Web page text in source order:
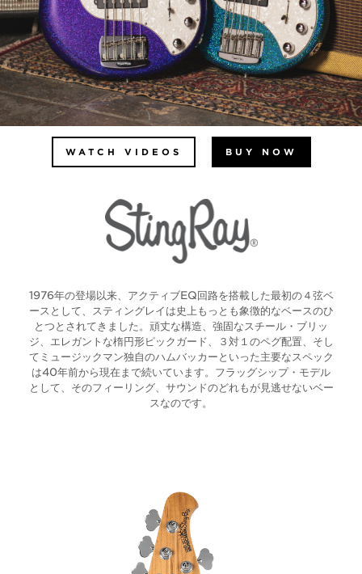
WATCH VIDEOS BUY NOW
1976年の登場以来、アクティブEQ回路を搭載した最初の４弦ベ
ースとして、スティングレイは史上もっとも象徴的なベースのひ
とつとされてきました。頑丈な構造、強固なスチール・ブリッ
ジ、エレガントな楕円形ピックガード、３対１のペグ配置、そし
てミュージックマン独自のハムバッカーといった主要なスペック
は40年前から現在まで続いています。フラッグシップ・モデル
として、そのフィーリング、サウンドのどれもが見逃せないベー
スなのです。